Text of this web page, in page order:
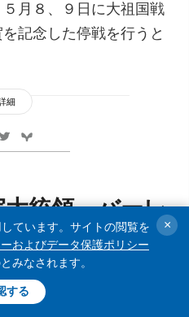
月８、９日に大祖国戦
記念した停戦を行うと
細
統領、バーレ
に 「無人機取
ています。サイトの閲覧を
およびデータ保護ポリシー
みなされます。
する
×